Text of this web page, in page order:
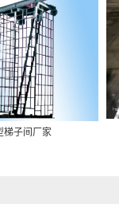
梯子间厂家